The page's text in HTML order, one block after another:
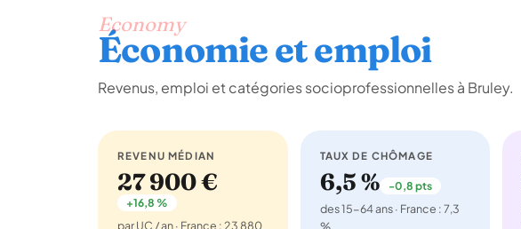
Economy
Économie et emploi
Revenus, emploi et catégories socioprofessionnelles à Bruley.
REVENU MÉDIAN
27 900 €
+16,8 %
par UC / an · France : 23 880
TAUX DE CHÔMAGE
6,5 % -0,8 pts
des 15-64 ans · France : 7,3